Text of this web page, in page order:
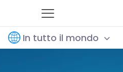
In tutto il mondo